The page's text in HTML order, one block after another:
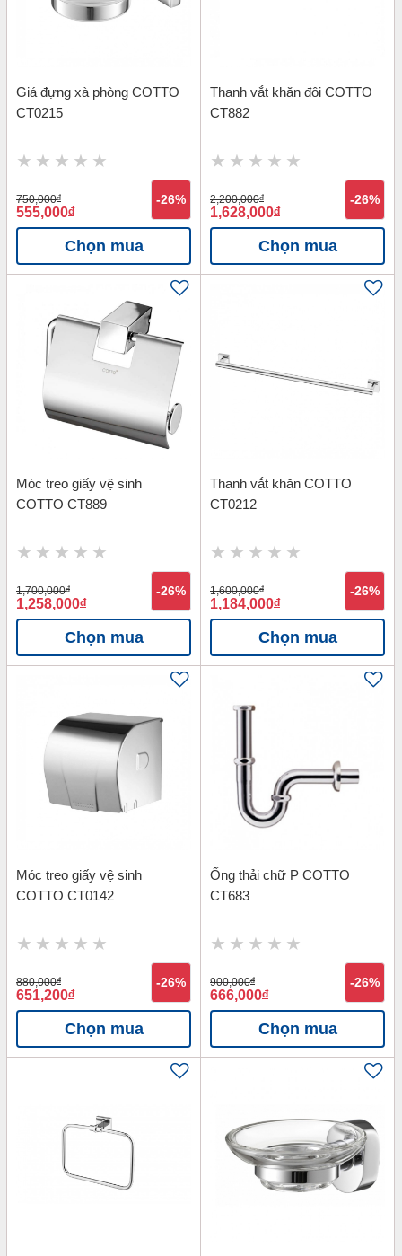
Giá đựng xà phòng COTTO
CT0215
750,000đ
555,000đ
-26%
Chọn mua
Thanh vắt khăn đôi COTTO
CT882
2,200,000đ
1,628,000đ
-26%
Chọn mua
Móc treo giấy vệ sinh
COTTO CT889
1,700,000đ
1,258,000đ
-26%
Chọn mua
Thanh vắt khăn COTTO
CT0212
1,600,000đ
1,184,000đ
-26%
Chọn mua
Móc treo giấy vệ sinh
COTTO CT0142
880,000đ
651,200đ
-26%
Chọn mua
Ống thải chữ P COTTO
CT683
900,000đ
666,000đ
-26%
Chọn mua